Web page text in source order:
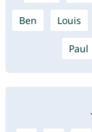
Ben Louis
Paul